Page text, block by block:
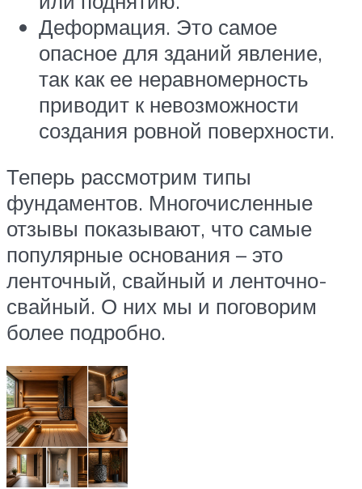
Деформация. Это самое
опасное для зданий явление,
так как ее неравномерность
приводит к невозможности
создания ровной поверхности.
Теперь рассмотрим типы
фундаментов. Многочисленные
отзывы показывают, что самые
популярные основания – это
ленточный, свайный и ленточно-
свайный. О них мы и поговорим
более подробно.